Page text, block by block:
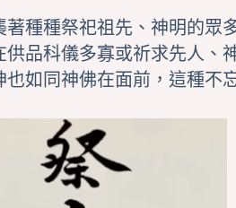
種種祭祀祖先、神明的
供品科儀多寡或祈求先人、
如同神佛在面前，這種不